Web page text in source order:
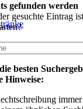
gefunden werden
gesuchte Eintrag
besten
Hinweise: